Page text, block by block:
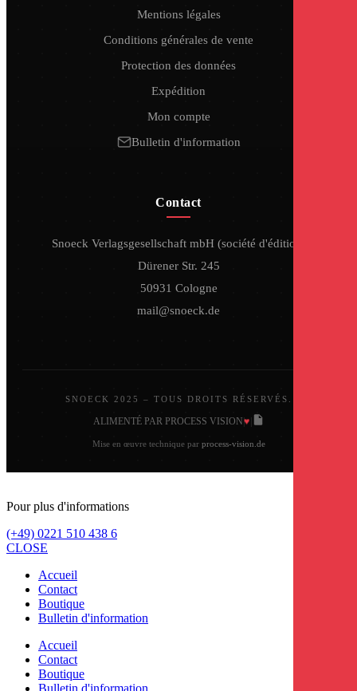
Mentions légales
Conditions générales de vente
Protection des données
Expédition
Mon compte
Bulletin d'information
Contact
Snoeck Verlagsgesellschaft mbH (société d'édition)
Dürener Str. 245
50931 Cologne
mail@snoeck.de
SNOECK 2025 – TOUS DROITS RÉSERVÉS.
ALIMENTÉ PAR PROCESS VISION|♥|
Mise en œuvre technique par process-vision.de
Pour plus d'informations
(+49) 0221 510 438 6
CLOSE
Accueil
Contact
Boutique
Bulletin d'information
Accueil
Contact
Boutique